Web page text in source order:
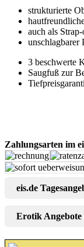
strukturierte
auch als
unschlagbarer
3 beschwerte
Saugfuß zur
Zahlungsarten im
eis.de
Erotik Angebote